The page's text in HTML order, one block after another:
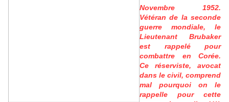
Novembre 1952.
Vétéran de la seconde
guerre mondiale, le
Lieutenant Brubaker
est rappelé pour
combattre en Corée.
Ce réserviste, avocat
dans le civil, comprend
mal pourquoi on le
rappelle pour cette